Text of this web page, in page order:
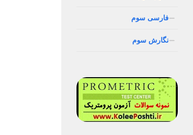
فارسی سوم
نگارش سوم